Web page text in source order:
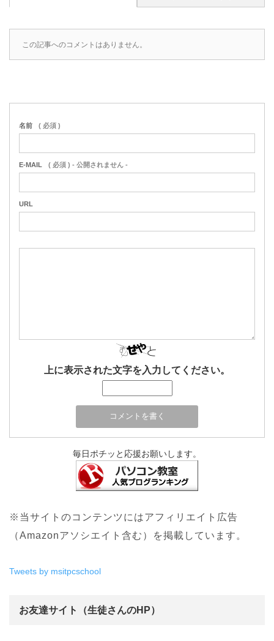
この記事へのコメントはありません。
名前 ( 必須 )
E-MAIL ( 必須 ) - 公開されません -
URL
上に表示された文字を入力してください。
毎日ポチッと応援お願いします。
※当サイトのコンテンツにはアフィリエイト広告
（Amazonアソシエイト含む）を掲載しています。
Tweets by msitpcschool
お友達サイト（生徒さんのHP）